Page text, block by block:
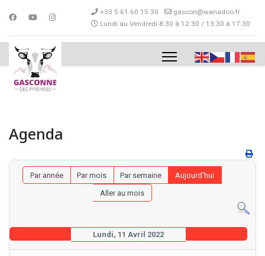
+33 5 61 60 15 30
gascon@wanadoo.fr
Lundi au Vendredi 8:30 à 12:30 / 13:30 à 17:30
Agenda
Par année Par mois Par semaine
Aujourd'hui
Aller au mois
Lundi, 11 Avril 2022